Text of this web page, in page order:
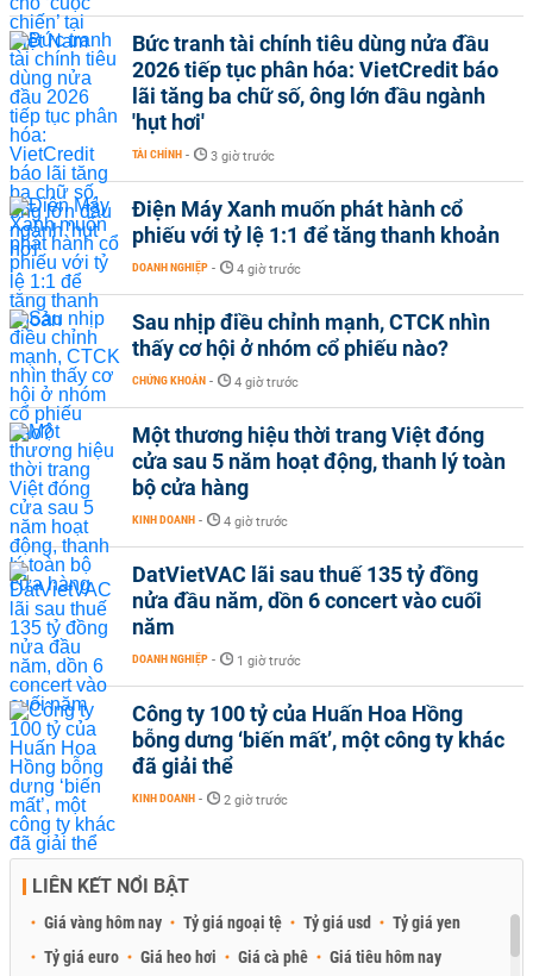
Bức tranh tài chính tiêu dùng nửa đầu
2026 tiếp tục phân hóa: VietCredit báo
lãi tăng ba chữ số, ông lớn đầu ngành
'hụt hơi'
TÀI CHÍNH - 3 giờ trước
Điện Máy Xanh muốn phát hành cổ
phiếu với tỷ lệ 1:1 để tăng thanh khoản
DOANH NGHIỆP - 4 giờ trước
Sau nhịp điều chỉnh mạnh, CTCK nhìn
thấy cơ hội ở nhóm cổ phiếu nào?
CHỨNG KHOÁN - 4 giờ trước
Một thương hiệu thời trang Việt đóng
cửa sau 5 năm hoạt động, thanh lý toàn
bộ cửa hàng
KINH DOANH - 4 giờ trước
DatVietVAC lãi sau thuế 135 tỷ đồng
nửa đầu năm, dồn 6 concert vào cuối
năm
DOANH NGHIỆP - 1 giờ trước
Công ty 100 tỷ của Huấn Hoa Hồng
bỗng dưng ‘biến mất’, một công ty khác
đã giải thể
KINH DOANH - 2 giờ trước
LIÊN KẾT NỔI BẬT
Giá vàng hôm nay Tỷ giá ngoại tệ Tỷ giá usd
Tỷ giá yen
Tỷ giá euro
Giá heo hơi Giá cà phê Giá tiêu hôm nay